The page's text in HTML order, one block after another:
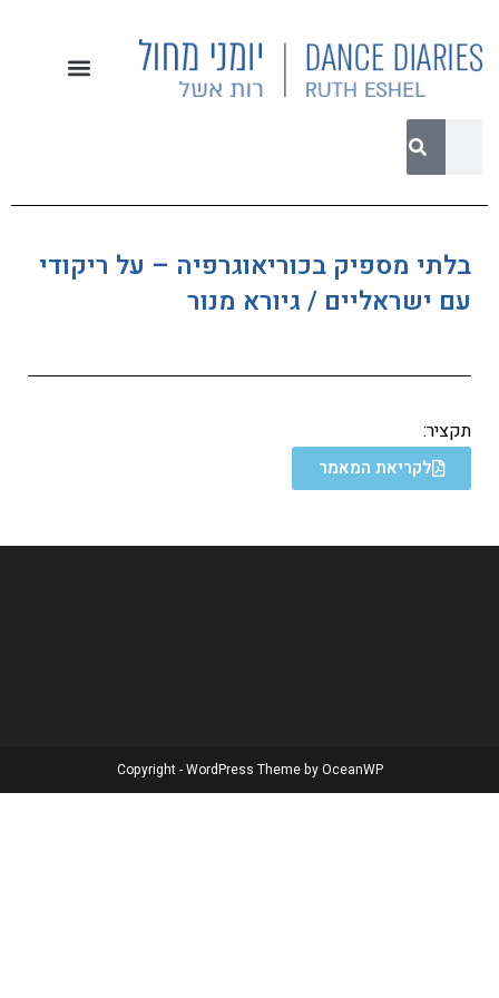
בלתי מספיק בכוריאוגרפיה – על ריקודי
עם ישראליים / גיורא מנור
תקציר:
לקריאת המאמר
Copyright - WordPress Theme by OceanWP